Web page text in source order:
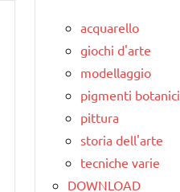
acquarello
giochi d'arte
modellaggio
pigmenti botanici
pittura
storia dell'arte
tecniche varie
DOWNLOAD